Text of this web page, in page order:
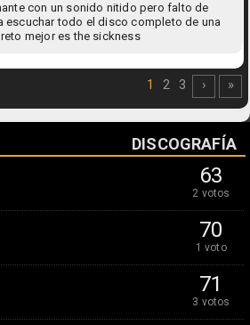
con un sonido nitido pero falto de
escuchar todo el disco completo de una
mejor es the sickness
1 2 3 › »
DISCOGRAFÍA
63
2 votos
70
1 voto
71
3 votos